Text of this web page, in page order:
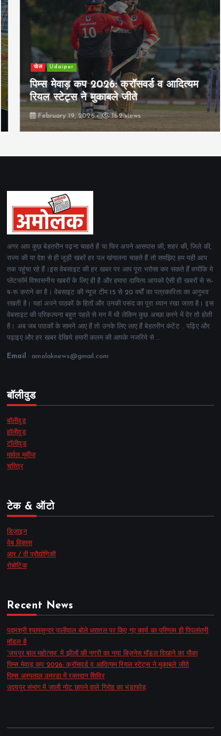
Udaipur
पिम्स मेवाड़ कप 2026: क्रॉसवर्ड व आदित्यम
रियल स्टेट्स ने मुकाबले जीते
February 19, 2026 162 views
अगर आप कुछ बेहतरीन पढ़ना चाहते हैं या फिर अपने आसपास की, शहर की, जिले की,
राज्य की या देश से ही जुड़ी खबरें हर पल खंगालना चाहते हैं तो समझिए हम यही आप
तक पहुंचा रहे हैं।इस वेबसाइट की हर खबर पर आप पूरा भरोसा कर सकते हैं क्योंकि ये
प्लेटफॉर्म विश्वसनीय खबरों के लिए ही है और हमारा दायित्व आपको ऐसी ही खबरों से रू-
ब-रू कराने का है। वेबसाइट की न्यूज टीम 15 से 20 वर्षों का पत्रकारिता का अनुभव
रखती है। यहां अपने पाठकों के हितों और उनकी पसंद का पूरा ध्यान रखा जाता है। इस
वेबसाइट की परिकल्पना बहुत पहले से मन में थी लेकिन कुछ अच्छा करने में देर तो होती
है। अब जब पाठकों के सामने आए हैं तो उनके लिए लाए हैं बेहतरीन कंटेंट .. पढ़िए और
पढ़ाइए और हर खबर देखिये हमारी कलम की आपके नजरिये से ..
Email : amolaknews@gmail.com
बॉलीवुड
बॉलीवुड
हॉलीवुड
टॉलीवुड
मार्वल मूवीज
चरित्र
टेक & ऑटो
डिज़ाइन
वेब विकास
आर / वी प्रौद्योगिकी
रोबोटिक
Recent News
पद्मश्री श्यामसुन्दर पालीवाल बोले धरातल पर किए गए कार्य का परिणाम ही पिपलांत्री
मॉडल है
‘जयपुर बाल महोत्सव’ में झीलों की नगरी का नया बिज़नेस मॉडल दिखाने का मौका
पिम्स मेवाड़ कप 2026: क्रॉसवर्ड व आदित्यम रियल स्टेट्स ने मुकाबले जीते
पिम्स अस्पताल उमरडा में रक्तदान शिविर
उदयपुर संभाग में जाली नोट छापने वाले गिरोह का भंडाफोड़